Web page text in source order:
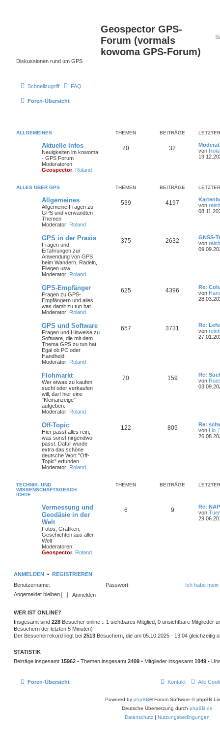
Geospector GPS-
Forum (vormals
kowoma GPS-Forum)
Diskussionen rund um GPS
Schnellzugriff FAQ
Foren-Übersicht
ALLGEMEINES THEMEN BEITRÄGE
Aktuelle Infos
Neuigkeiten im kowoma
- GPS Forum
Moderatoren:
Geospector, Roland
20 32
von
ALLES ÜBER GPS THEMEN BEITRÄGE
Allgemeines
Allgemeine Fragen zu
GPS und verwandten
Themen
Moderator: Roland
539 4197
von
GPS in der Praxis
Fragen und
Erfahrungen zur
Anwendung von GPS
beim Wandern, Radeln,
Fliegen usw.
Moderator: Roland
375 2632
GNSS-
von
GPS-Empfänger
Fragen zu GPS-
Empfängern und alles
was damit zu tun hat.
Moderator: Roland
625 4396
Re:
von
GPS und Software
Fragen und Hinweise zu
Software, die mit dem
Thema GPS zu tun hat.
Egal ob PC oder
Handheld.
Moderator: Roland
657 3731
Re:
von
Flohmarkt
Wer etwas zu kaufen
sucht oder verkaufen
will, darf hier eine
"Kleinanzeige"
aufgeben.
Moderator: Roland
70 159
Re:
von
Off-Topic
Hier passt alles rein,
was sonst nirgendwo
passt. Dafür wurde
extra das schöne
deutsche Wort "Off-
Topic" erfunden.
Moderator: Roland
122 809
Re:
von Lio
TECHNIK- UND
WISSENSCHAFTSGESCH
ICHTE
THEMEN BEITRÄGE
Vermessung und
Geodäsie in der
Welt
Fotos, Grafiken,
Geschichten aus aller
Welt
Moderatoren:
Geospector, Roland
6 9
Re: NAP
von
ANMELDEN • REGISTRIEREN
Benutzername:
Passwort:
Ich habe
Angemeldet bleiben
WER IST ONLINE?
Insgesamt sind 228 Besucher online :: 1 sichtbares Mitglied, 0 unsichtbare Mitglieder
Besuchern der letzten 5 Minuten)
Der Besucherrekord liegt bei 2513 Besuchern, die am 05.10.2025 - 13:04 gleichzeitig
STATISTIK
Beiträge insgesamt 15962 • Themen insgesamt 2409 • Mitglieder insgesamt 1049 •
Foren-Übersicht Alle
Kontakt
Powered by phpBB® Forum Software © phpBB
Deutsche Übersetzung durch phpBB.de
Datenschutz | Nutzungsbedingungen